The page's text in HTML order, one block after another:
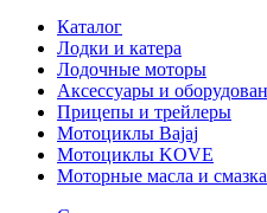
Каталог
Лодки и катера
Лодочные моторы
Аксессуары и
Прицепы и трейлеры
Мотоциклы Bajaj
Мотоциклы KOVE
Моторные масла и